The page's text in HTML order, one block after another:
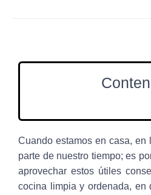
Cuando estamos en casa, en
parte de nuestro tiempo; es
aprovechar estos útiles
cocina limpia y ordenada, en